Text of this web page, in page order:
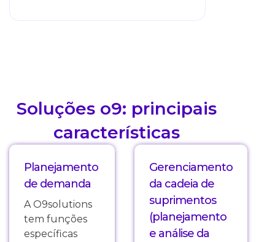
Soluções o9: principais
características
Planejamento
de demanda
A O9solutions
tem funções
específicas
Gerenciamento
da cadeia de
suprimentos
(planejamento
e análise da